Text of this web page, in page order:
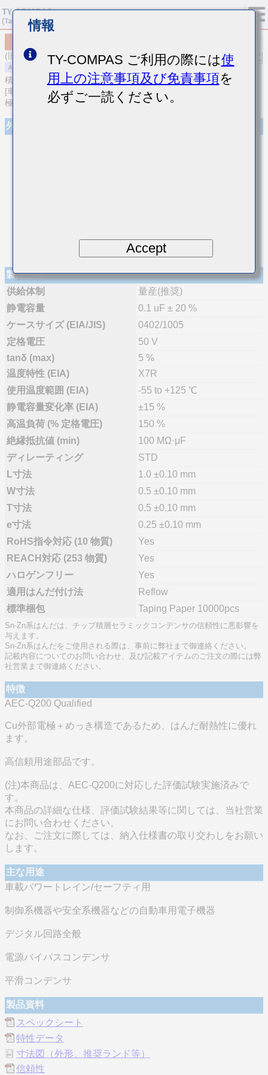
(旧品番 UMR105AB7104MV-F)
積層セラミックコンデンサ
[車載パワートレイン/セーフティ用 (AEC-Q200 Qualified) Cu外部電
極品積層セラミックコンデンサ（高誘電率系）]
外観
製品仕様
供給体制
量産(推奨)
静電容量
0.1 uF ± 20 %
ケースサイズ (EIA/JIS)
0402/1005
定格電圧
50 V
tanδ (max)
5 %
温度特性 (EIA)
X7R
使用温度範囲 (EIA)
-55 to +125 ℃
静電容量変化率 (EIA)
±15 %
高温負荷 (% 定格電圧)
150 %
絶縁抵抗値 (min)
100 MΩ·μF
ディレーティング
STD
L寸法
1.0 ±0.10 mm
W寸法
0.5 ±0.10 mm
T寸法
0.5 ±0.10 mm
e寸法
0.25 ±0.10 mm
RoHS指令対応 (10 物質)
Yes
REACH対応 (253 物質)
Yes
ハロゲンフリー
Yes
適用はんだ付け法
Reflow
標準梱包
Taping Paper 10000pcs
Sn-Zn系はんだは、チップ積層セラミックコンデンサの信頼性に悪影響を
与えます。
Sn-Zn系はんだをご使用される際は、事前に弊社まで御連絡ください。
記載内容についてのお問い合わせ、及び記載アイテムのご注文の際には弊
社営業まで御連絡ください。
特徴
AEC-Q200 Qualified
Cu外部電極＋めっき構造であるため、はんだ耐熱性に優れ
ます。
高信頼用途部品です。
(注)本商品は、AEC-Q200に対応した評価試験実施済みで
す。
本商品の詳細な仕様、評価試験結果等に関しては、当社営業
にお問い合わせください。
なお、ご注文に際しては、納入仕様書の取り交わしをお願い
します。
主な用途
車載パワートレイン/セーフティ用
制御系機器や安全系機器などの自動車用電子機器
デジタル回路全般
電源バイパスコンデンサ
平滑コンデンサ
製品資料
スペックシート
特性データ
寸法図（外形、推奨ランド等）
信頼性
情報
TY-COMPAS ご利用の際には使
用上の注意事項及び免責事項を
必ずご一読ください。
Accept